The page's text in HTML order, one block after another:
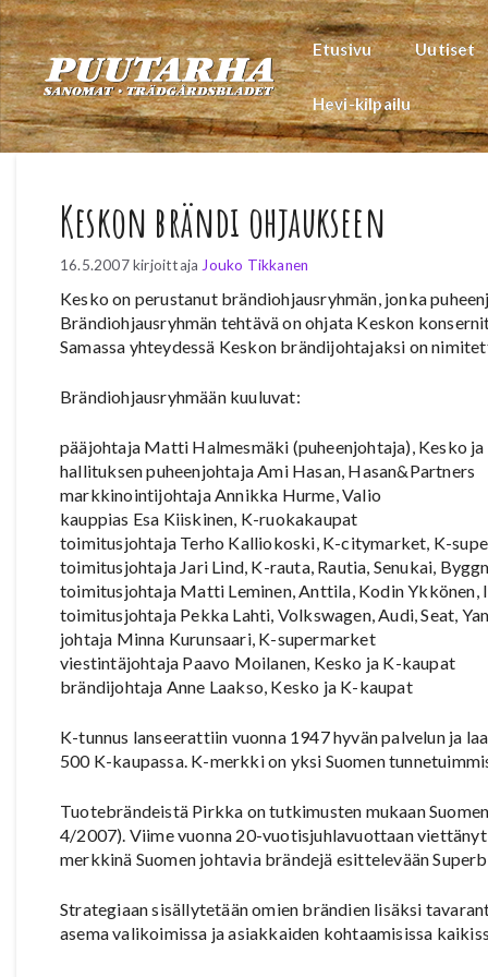
Siirry
sisältöön
Etusivu Uutiset
Hevi-kilpailu
Keskon brändi ohjaukseen
16.5.2007 kirjoittaja Jouko Tikkanen
Kesko on perustanut brändiohjausryhmän, jonka
Brändiohjausryhmän tehtävä on ohjata Keskon
Samassa yhteydessä Keskon brändijohtajaksi on
Brändiohjausryhmään kuuluvat:
pääjohtaja Matti Halmesmäki (puheenjohtaja), Kesko
hallituksen puheenjohtaja Ami Hasan, Hasan&Partners
markkinointijohtaja Annikka Hurme, Valio
kauppias Esa Kiiskinen, K-ruokakaupat
toimitusjohtaja Terho Kalliokoski, K-citymarket, K-
toimitusjohtaja Jari Lind, K-rauta, Rautia, Senukai,
toimitusjohtaja Matti Leminen, Anttila, Kodin Ykkönen,
toimitusjohtaja Pekka Lahti, Volkswagen, Audi, Seat,
johtaja Minna Kurunsaari, K-supermarket
viestintäjohtaja Paavo Moilanen, Kesko ja K-kaupat
brändijohtaja Anne Laakso, Kesko ja K-kaupat
K-tunnus lanseerattiin vuonna 1947 hyvän palvelun ja
500 K-kaupassa. K-merkki on yksi Suomen
Tuotebrändeistä Pirkka on tutkimusten mukaan
4/2007). Viime vuonna 20-vuotisjuhlavuottaan
merkkinä Suomen johtavia brändejä esittelevään
Strategiaan sisällytetään omien brändien lisäksi
asema valikoimissa ja asiakkaiden kohtaamisissa